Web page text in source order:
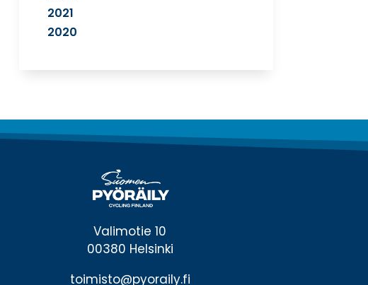
2021
2020
Valimotie 10
00380 Helsinki
toimisto@pyoraily.fi